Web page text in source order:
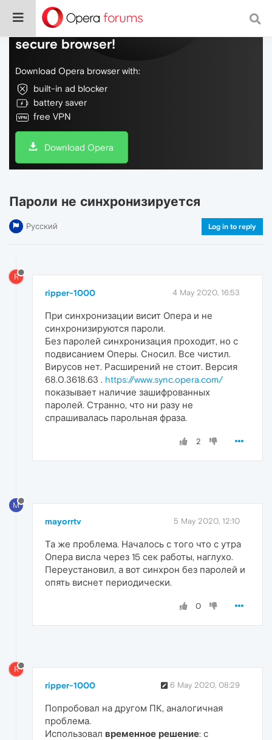
Do more on the web, with a fast and
secure browser!
Download Opera browser with:
built-in ad blocker
battery saver
free VPN
Download Opera
Пароли не синхронизируется
Русский Log in to reply
R
ripper-1000 4 May 2020, 16:53
При синхронизации висит Опера и не
синхронизируются пароли.
Без паролей синхронизация проходит, но с
подвисанием Оперы. Сносил. Все чистил.
Вирусов нет. Расширений не стоит. Версия
68.0.3618.63 . https://www.sync.opera.com/
показывает наличие зашифрованных
паролей. Странно, что ни разу не
спрашивалась парольная фраза.
2
M
mayorrtv 5 May 2020, 12:10
Та же проблема. Началось с того что с утра
Опера висла через 15 сек работы, наглухо.
Переустановил, а вот синхрон без паролей и
опять виснет периодически.
0
R
ripper-1000 6 May 2020, 08:29
Попробовал на другом ПК, аналогичная
проблема.
Использовал временное решение: с